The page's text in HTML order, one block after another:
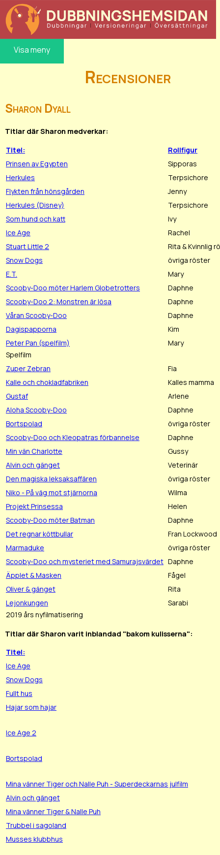
Visa meny
Recensioner
Sharon Dyall
Titlar där Sharon medverkar:
Titel:
Rollfigur
Prinsen av Egypten
Sipporas
Herkules
Terpsichore
Flykten från hönsgården
Jenny
Herkules (Disney)
Terpsichore
Som hund och katt
Ivy
Ice Age
Rachel
Stuart Little 2
Rita & Kvinnlig
Snow Dogs
övriga röster
E.T.
Mary
Scooby-Doo möter Harlem Globetrotters
Daphne
Scooby-Doo 2: Monstren är lösa
Daphne
Våran Scooby-Doo
Daphne
Dagispapporna
Kim
Peter Pan (spelfilm)
Spelfilm
Mary
Zuper Zebran
Fia
Kalle och chokladfabriken
Kalles mamma
Gustaf
Arlene
Aloha Scooby-Doo
Daphne
Bortspolad
övriga röster
Scooby-Doo och Kleopatras förbannelse
Daphne
Min vän Charlotte
Gussy
Alvin och gänget
Veterinär
Den magiska leksaksaffären
övriga röster
Niko - På väg mot stjärnorna
Wilma
Projekt Prinsessa
Helen
Scooby-Doo möter Batman
Daphne
Det regnar köttbullar
Fran Lockwood
Marmaduke
övriga röster
Scooby-Doo och mysteriet med Samurajsvärdet Daphne
Äpplet & Masken
Fågel
Oliver & gänget
Rita
Lejonkungen
2019 års nyfilmatisering
Sarabi
Titlar där Sharon varit inblandad "bakom kulisserna":
Titel:
Ice Age
Snow Dogs
Fullt hus
Hajar som hajar
Ice Age 2
Bortspolad
Mina vänner Tiger och Nalle Puh - Superdeckarnas julfilm
Alvin och gänget
Mina vänner Tiger & Nalle Puh
Trubbel i sagoland
Musses klubbhus